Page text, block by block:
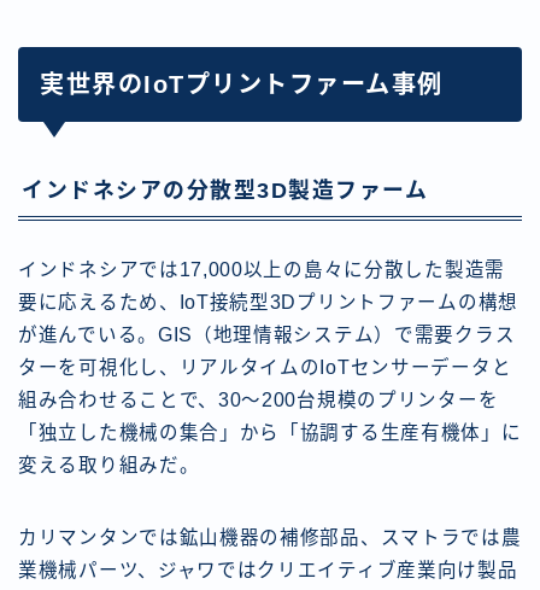
実世界のIoTプリントファーム事例
インドネシアの分散型3D製造ファーム
インドネシアでは17,000以上の島々に分散した製造需
要に応えるため、IoT接続型3Dプリントファームの構想
が進んでいる。GIS（地理情報システム）で需要クラス
ターを可視化し、リアルタイムのIoTセンサーデータと
組み合わせることで、30〜200台規模のプリンターを
「独立した機械の集合」から「協調する生産有機体」に
変える取り組みだ。
カリマンタンでは鉱山機器の補修部品、スマトラでは農
業機械パーツ、ジャワではクリエイティブ産業向け製品